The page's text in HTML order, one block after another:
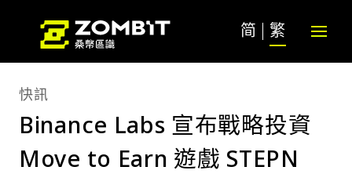
简 繁
快訊
Binance Labs 宣布戰略投資
Move to Earn 遊戲 STEPN